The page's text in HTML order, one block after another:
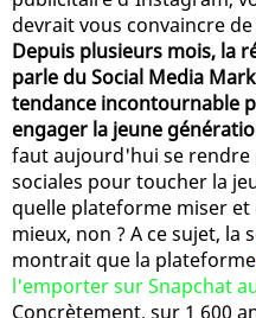
devrait vous convaincre
Depuis plusieurs mois, la
parle du Social Media
tendance incontournable
engager la jeune
faut aujourd'hui se
sociales pour toucher la
quelle plateforme miser
mieux, non ? A ce sujet, la
montrait que la plateforme
l'emporter sur Snapchat
Concrètement, sur 1 600